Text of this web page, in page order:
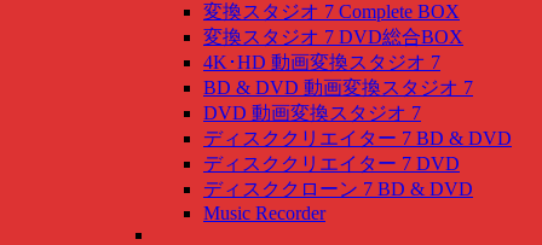
変換スタジオ 7 Complete BOX
変換スタジオ 7 DVD総合BOX
4K･HD 動画変換スタジオ 7
BD & DVD 動画変換スタジオ 7
DVD 動画変換スタジオ 7
ディスククリエイター 7 BD & DVD
ディスククリエイター 7 DVD
ディスククローン 7 BD & DVD
Music Recorder